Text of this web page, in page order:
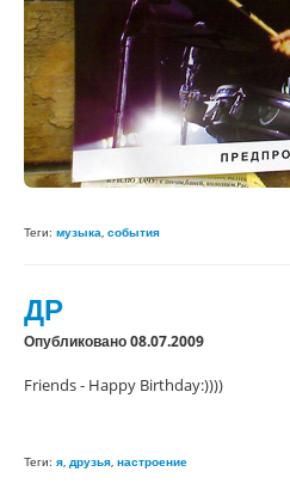
Теги: музыка, события
ДР
Опубликовано 08.07.2009
Friends - Happy Birthday:))))
Теги: я, друзья, настроение